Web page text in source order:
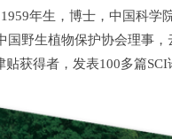
年生，博士，中国科学
野生植物保护协会理事
获得者，发表100多篇SCI